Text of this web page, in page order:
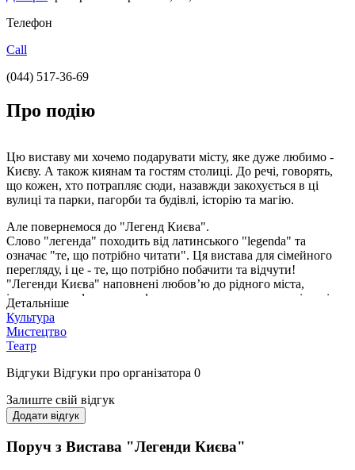
Телефон
Call
(044) 517-36-69
Про подію
Цю виставу ми хочемо подарувати місту, яке дуже любимо -
Києву. А також киянам та гостям столиці. До речі, говорять,
що кожен, хто потрапляє сюди, назавжди закохується в ці
вулиці та парки, пагорби та будівлі, історію та магію.
Але повернемося до "Легенд Києва".
Слово "легенда" походить від латинського "legenda" та
означає "те, що потрібно читати". Ця вистава для сімейного
перегляду, і це - те, що потрібно побачити та відчути!
"Легенди Києва" наповнені любов’ю до рідного міста,
історичними фактами та фантастичними вигадками - історія,
яка поєднає новими зв'язками знайомі місця та імена. Вистава,
яка оживить історичні постаті та влаштує захопливу екскурсію
крізь часи.
Детальніше
Культура
Мистецтво
Театр
Відгуки Відгуки про організатора 0
Залиште свій відгук
Додати відгук
Поруч з Вистава "Легенди Києва"